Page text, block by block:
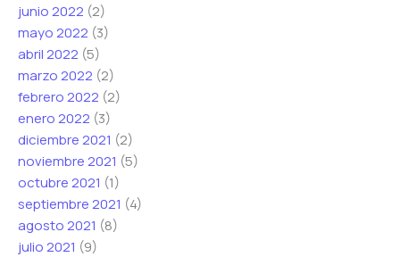
junio 2022 (2)
mayo 2022 (3)
abril 2022 (5)
marzo 2022 (2)
febrero 2022 (2)
enero 2022 (3)
diciembre 2021 (2)
noviembre 2021 (5)
octubre 2021 (1)
septiembre 2021 (4)
agosto 2021 (8)
julio 2021 (9)